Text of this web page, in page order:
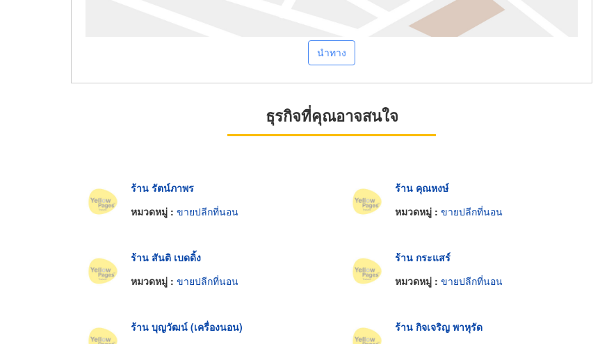
นำทาง
ธุรกิจที่คุณอาจสนใจ
ร้าน รัตน์ภาพร
หมวดหมู่ : ขายปลีกที่นอน
ร้าน คุณหงษ์
หมวดหมู่ : ขายปลีกที่นอน
ร้าน สันติ เบดดิ้ง
หมวดหมู่ : ขายปลีกที่นอน
ร้าน กระแสร์
หมวดหมู่ : ขายปลีกที่นอน
ร้าน บุญวัฒน์ (เครื่องนอน)
ร้าน กิจเจริญ พาหุรัด